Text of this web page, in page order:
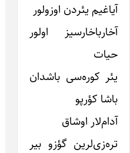
آیاغیم یئردن اوزولور
آخارباخارسیز اولور
حیات
یئر کوره‌سی باشدان
باشا کؤرپو
آدام‌لار اوشاق
تره‌زی‌لرین گؤزو بیر